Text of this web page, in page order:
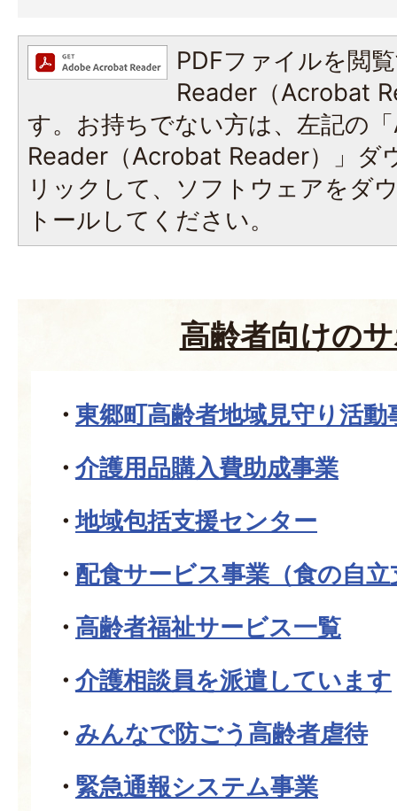
PDFファイルを閲
Reader（Acrobat
す。お持ちでない方は、左記の
Reader（Acrobat Reader）」ダ
リックして、ソフトウェアをダ
トールしてください。
高齢者向けの
東郷町高齢者地域見守り活動
介護用品購入費助成事業
地域包括支援センター
配食サービス事業（食の自
高齢者福祉サービス一覧
介護相談員を派遣しています
みんなで防ごう高齢者虐待
緊急通報システム事業